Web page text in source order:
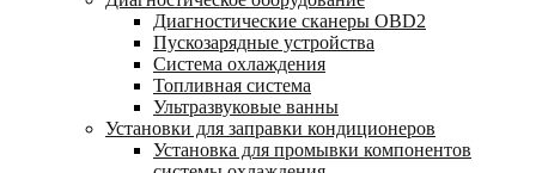
Диагностические сканеры OBD2
Пускозарядные устройства
Система охлаждения
Топливная система
Ультразвуковые ванны
Установки для заправки кондиционеров
Установка для промывки компонентов